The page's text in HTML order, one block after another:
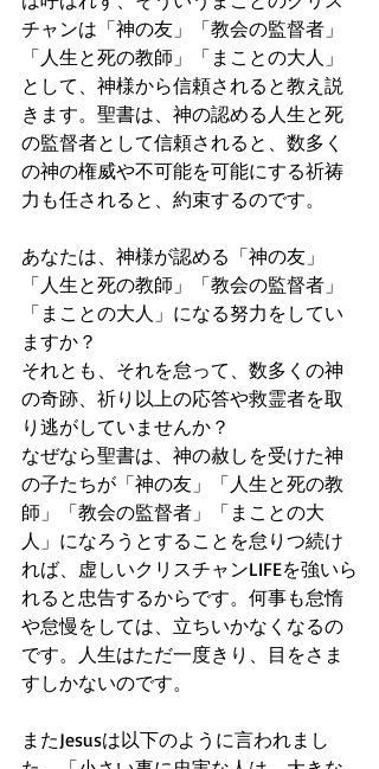
チャンは「神の友」「教会の監督者」
「人生と死の教師」「まことの大人」
として、神様から信頼されると教え説
きます。聖書は、神の認める人生と死
の監督者として信頼されると、数多く
の神の権威や不可能を可能にする祈祷
力も任されると、約束するのです。
あなたは、神様が認める「神の友」
「人生と死の教師」「教会の監督者」
「まことの大人」になる努力をしてい
ますか？
それとも、それを怠って、数多くの神
の奇跡、祈り以上の応答や救霊者を取
り逃がしていませんか？
なぜなら聖書は、神の赦しを受けた神
の子たちが「神の友」「人生と死の教
師」「教会の監督者」「まことの大
人」になろうとすることを怠りつ続け
れば、虚しいクリスチャンLIFEを強いら
れると忠告するからです。何事も怠惰
や怠慢をしては、立ちいかなくなるの
です。人生はただ一度きり、目をさま
すしかないのです。
またJesusは以下のように言われまし